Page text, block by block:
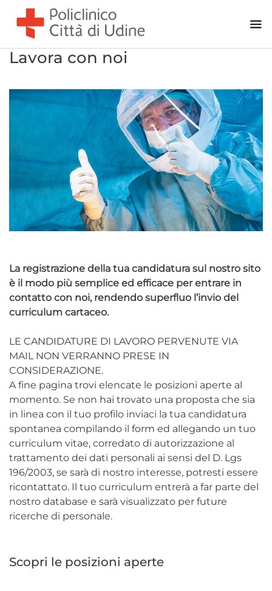
Policlinico
Udine - Viale Venezia
Centri Prelievi
Udine - Viale Venezia
Trieste - via Battisti
Trieste - via Marchesetti
Lavora con noi
La registrazione della tua candidatura sul nostro sito
è il modo più semplice ed efficace per entrare in
contatto con noi, rendendo superfluo l’invio del
curriculum cartaceo.
LE CANDIDATURE DI LAVORO PERVENUTE VIA
MAIL NON VERRANNO PRESE IN
CONSIDERAZIONE.
A fine pagina trovi elencate le posizioni aperte al
momento. Se non hai trovato una proposta che sia
in linea con il tuo profilo inviaci la tua candidatura
spontanea compilando il form ed allegando un tuo
curriculum vitae, corredato di autorizzazione al
trattamento dei dati personali ai sensi del D. Lgs
196/2003, se sarà di nostro interesse, potresti essere
ricontattato. Il tuo curriculum entrerà a far parte del
nostro database e sarà visualizzato per future
ricerche di personale.
Scopri le posizioni aperte